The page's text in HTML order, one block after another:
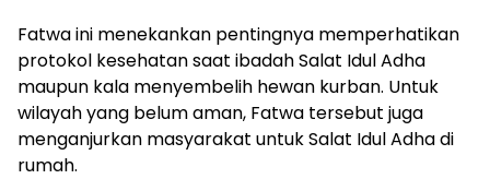
Fatwa ini menekankan pentingnya memperhatikan
protokol kesehatan saat ibadah Salat Idul Adha
maupun kala menyembelih hewan kurban. Untuk
wilayah yang belum aman, Fatwa tersebut juga
menganjurkan masyarakat untuk Salat Idul Adha di
rumah.